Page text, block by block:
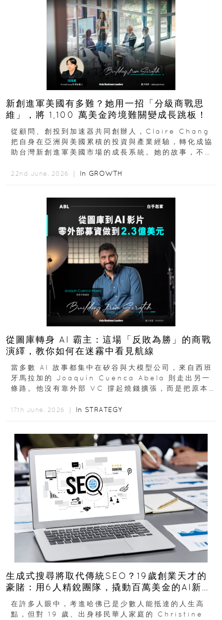
新創進軍美國有多難？她用一招「分級商戰思
維」，將 1,100 萬美金跨境難關變成長跳板！
從顧問、創投到加速器共同創辦人，Claire Chang
把自身在亞洲與美國累積的投資與產業經驗，轉化成協
助台灣新創進軍美國市場的成長系統。她的故事，不只
22nd June, 2026 ｜ In GROWTH
從圖庫轉身 AI 霸主：這場「反敗為勝」的商戰
演繹，教你如何在迷霧中看見航線
當多數 AI 故事都集中在矽谷與大模型公司，來自西班
牙馬拉加的 Joaquín Cuenca Abela 則走出另一
條路。他沒有靠外部 VC 撐起燒錢擴張，而是把原本
17th June, 2026 ｜ In STRATEGY
生成式搜尋將取代傳統SEO？19歲創業天才的
豪賭：用6人精銳團隊，撬動百萬美金的AI新商
機
在許多人眼中，考進哈佛已是少數人能抵達的人生高
點，但對 19 歲、出身移民華人家庭的 Christine